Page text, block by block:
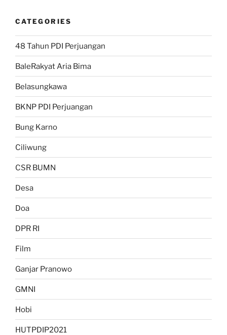
CATEGORIES
48 Tahun PDI Perjuangan
BaleRakyat Aria Bima
Belasungkawa
BKNP PDI Perjuangan
Bung Karno
Ciliwung
CSR BUMN
Desa
Doa
DPR RI
Film
Ganjar Pranowo
GMNI
Hobi
HUTPDIP2021